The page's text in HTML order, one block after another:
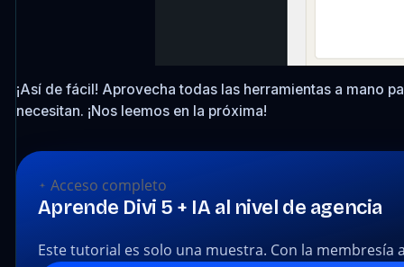
¡Así de fácil! Aprovecha todas las herramientas a mano
necesitan. ¡Nos leemos en la próxima!
Acceso completo
Aprende Divi 5 + IA al nivel de agencia
Este tutorial es solo una muestra. Con la